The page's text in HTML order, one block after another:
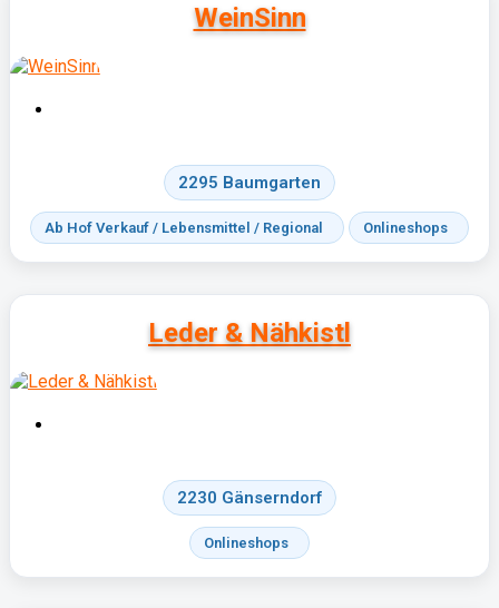
WeinSinn
2295 Baumgarten
Ab Hof Verkauf / Lebensmittel / Regional Onlineshops
Leder & Nähkistl
2230 Gänserndorf
Onlineshops